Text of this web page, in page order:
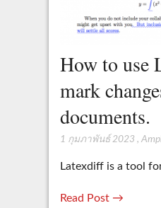
How to use
mark
documents.
1 กุมภาพันธ์ 2023 ,
Latexdiff is a tool
Read Post →